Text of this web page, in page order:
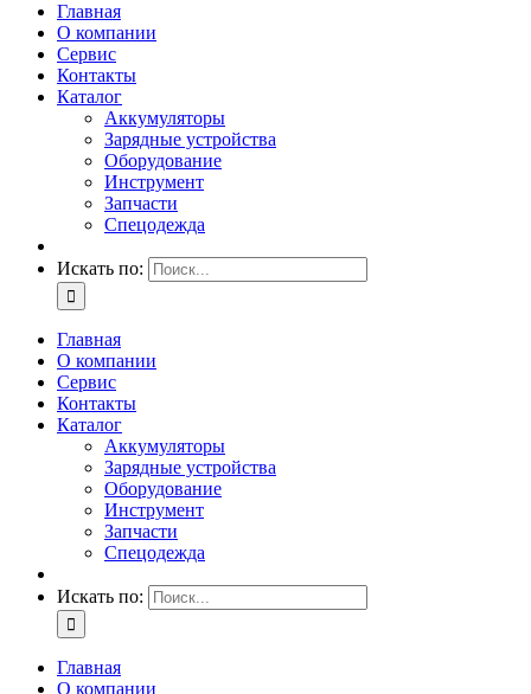
Главная
О компании
Сервис
Контакты
Каталог
Аккумуляторы
Зарядные устройства
Оборудование
Инструмент
Запчасти
Спецодежда
Искать по:
Главная
О компании
Сервис
Контакты
Каталог
Аккумуляторы
Зарядные устройства
Оборудование
Инструмент
Запчасти
Спецодежда
Искать по:
Главная
О компании